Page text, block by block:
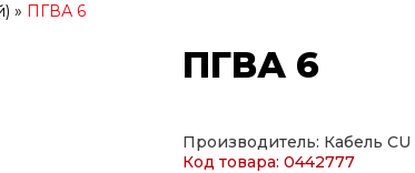
» ПГВА 6
ПГВА 6
Производитель: Кабель CU
Код товара: 0442777